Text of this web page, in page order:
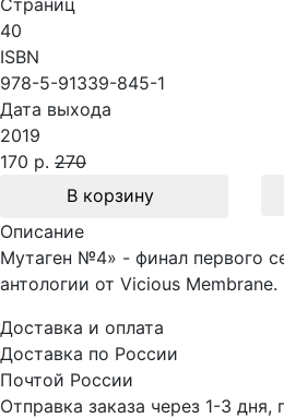
40
ISBN
978-5-91339-845-1
Дата выхода
2019
170 р. 270
В корзину
Описание
Мутаген №4» - финал первого
антологии от Vicious Membrane.
Доставка и оплата
Доставка по России
Почтой России
Отправка заказа через 1-3 дня,